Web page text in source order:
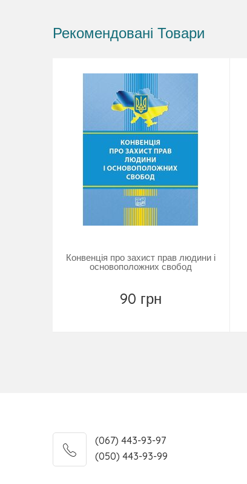
Рекомендовані Товари
Конвенція про захист прав людини і
основоположних свобод
90 грн
(067) 443-93-97
(050) 443-93-99